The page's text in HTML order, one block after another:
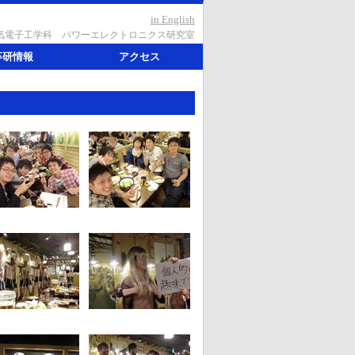
子工学科 パワーエレクトロニクス研究室
in English
研情報 アクセス